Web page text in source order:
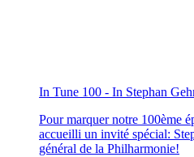
In Tune 100 - In Stephan
Pour marquer notre 100ème
accueilli un invité spécial:
général de la Philharmonie!